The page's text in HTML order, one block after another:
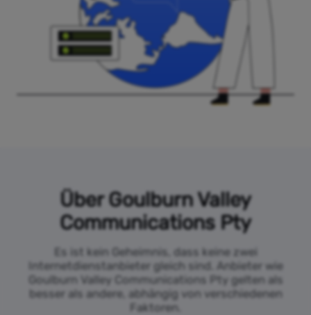
Über Goulburn Valley
Communications Pty
Es ist kein Geheimnis, dass keine zwei
Internetdienstanbieter gleich sind. Anbieter wie
Goulburn Valley Communications Pty gelten als
besser als andere, abhängig von verschiedenen
Faktoren.